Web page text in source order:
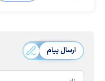
ارسال پیام